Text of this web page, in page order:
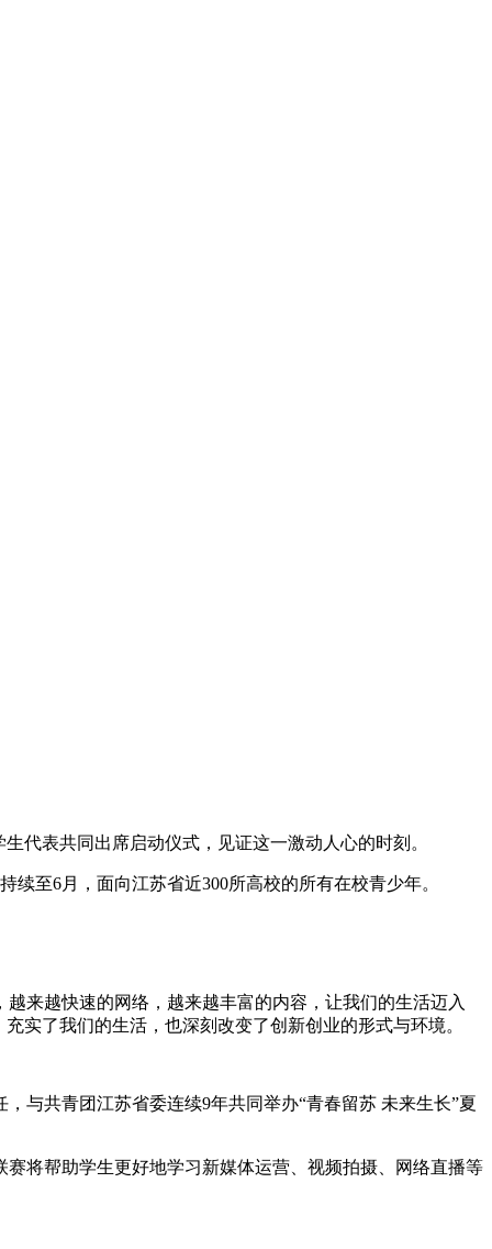
表共同出席启动仪式，见证这一激动人心的时刻。
至6月，面向江苏省近300所高校的所有在校青少年。
来越快速的网络，越来越丰富的内容，让我们的生活迈入
实了我们的生活，也深刻改变了创新创业的形式与环境。
共青团江苏省委连续9年共同举办“青春留苏 未来生长”夏
将帮助学生更好地学习新媒体运营、视频拍摄、网络直播等